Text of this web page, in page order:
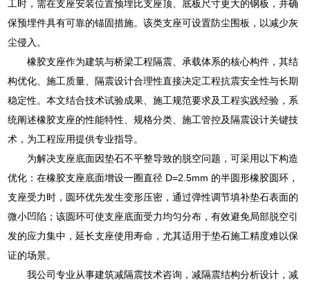
工时，需在支座安装位置预埋比支座顶、底板尺寸更大的钢板，并确
保预埋件具有可靠的锚固措施。该类支座可设置防尘围板，以减少灰
尘侵入。
橡胶支座作为建筑与桥梁工程隔震、承载体系的核心构件，其结
构优化、施工质量、隔震设计合理性直接决定工程抗震安全性与长期
稳定性。本文结合技术试验成果、施工规范要求及工程实践经验，系
统阐述橡胶支座的性能特性、规格分类、施工管控及隔震设计关键技
术，为工程应用提供专业指导。
为解决支座底面因垫石不平整导致的脱空问题，可采用以下构造
优化：在橡胶支座底面增设一圈直径 D=2.5mm 的半圆形橡胶圆环，
支座受力时，圆环优先发生变形压密，通过弹性调节填补垫石表面的
微小凹陷；该圆环可使支座底面受力均匀分布，有效避免局部脱空引
发的应力集中，延长支座使用寿命，尤其适用于垫石施工精度难以保
证的场景。
我公司专业从事建筑减隔震技术咨询，减隔震结构分析设计，减